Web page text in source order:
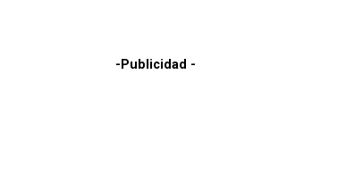
-Publicidad -